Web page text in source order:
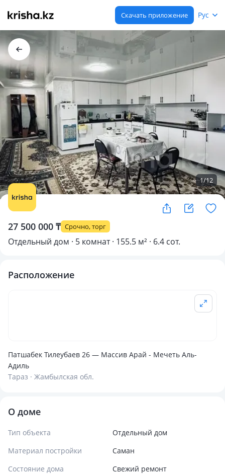
Скачать приложение Рус
1/12
27 500 000 ₸ Срочно, торг
Отдельный дом · 5 комнат · 155.5 м² · 6.4 сот.
Расположение
Патшабек Тилеубаев 26 — Массив Арай - Мечеть Аль-
Адиль
Тараз · Жамбылская обл.
О доме
Тип объекта
Отдельный дом
Материал постройки
Саман
Состояние дома
Свежий ремонт